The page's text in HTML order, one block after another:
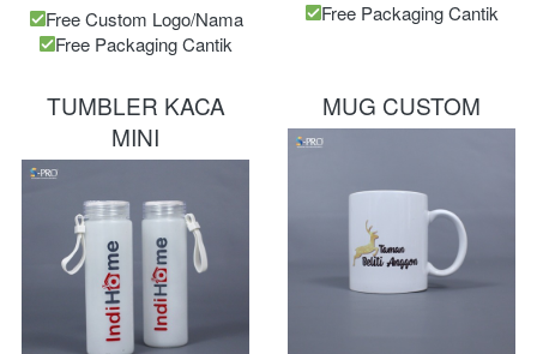
Free Custom Logo/Nama
Free Packaging Cantik
Free Packaging Cantik
TUMBLER KACA
MINI
MUG CUSTOM